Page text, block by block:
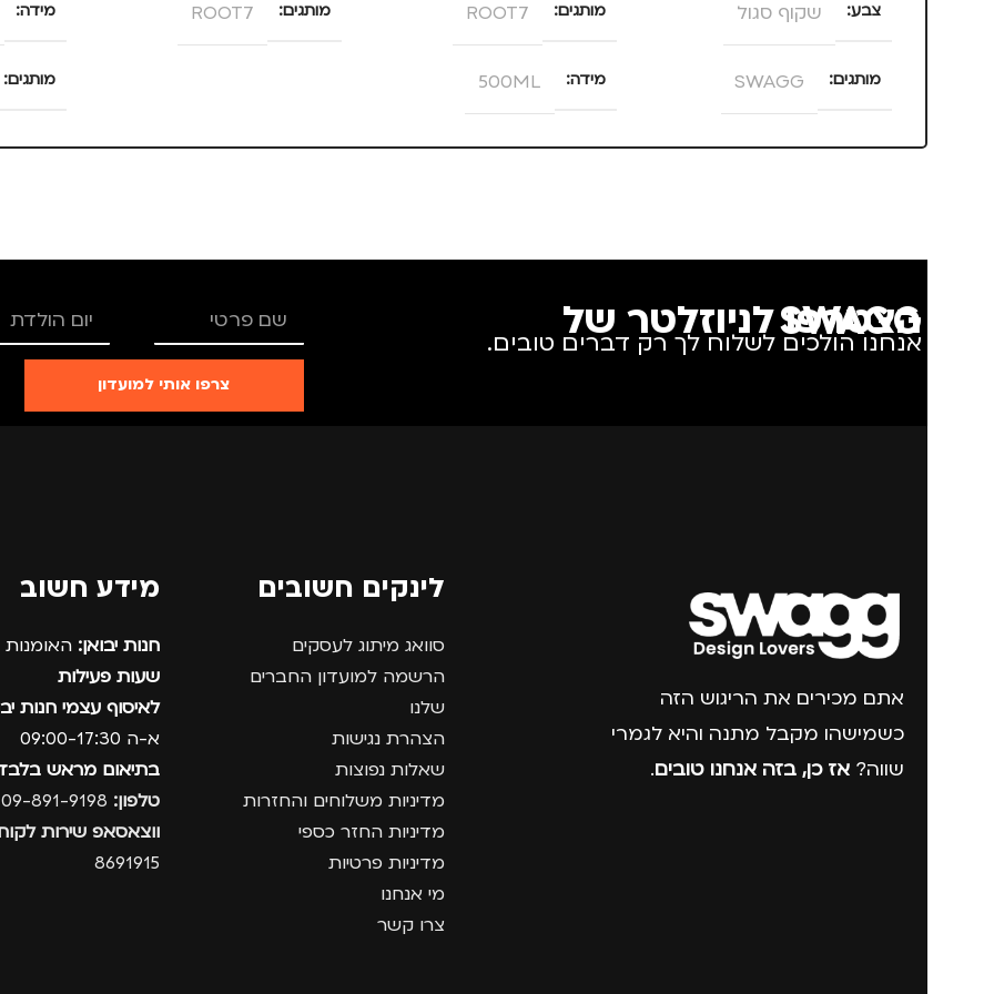
צבע שקוף סגול
מותגים SWAGG
מותגים ROOT7
מידה 500ML
מותגים ROOT7 מידה
מותגים
הצטרפו לניוזלטר של SWAGG
אנחנו הולכים לשלוח לך רק דברים טובים.
צרפו אותי למועדון
אתם מכירים את הריגוש הזה
כשמישהו מקבל מתנה והיא לגמרי
שווה? אז כן, בזה אנחנו טובים.
לינקים חשובים
סוואג מיתוג לעסקים
הרשמה למועדון החברים
שלנו
הצהרת נגישות
שאלות נפוצות
מדיניות משלוחים והחזרות
מדיניות החזר כספי
מדיניות פרטיות
מי אנחנו
צרו קשר
מידע חשוב
חנות יבואן: האומנות 12, נתניה.
שעות פעילות
לאיסוף עצמי חנות
א-ה 09:00-17:30
בתיאום מראש
טלפון:
ווצאסאפ שירות
8691915